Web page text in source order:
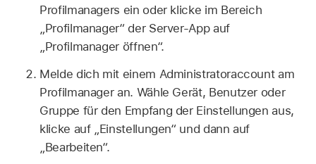
Profilmanagers ein oder klicke im Bereich
„Profilmanager“ der Server-App auf
„Profilmanager öffnen“.
Melde dich mit einem Administratoraccount am
Profilmanager an. Wähle Gerät, Benutzer oder
Gruppe für den Empfang der Einstellungen aus,
klicke auf „Einstellungen“ und dann auf
„Bearbeiten“.